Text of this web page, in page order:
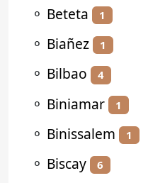
⚬ Beteta 1
⚬ Biañez 1
⚬ Bilbao 4
⚬ Biniamar 1
⚬ Binissalem 1
⚬ Biscay 6